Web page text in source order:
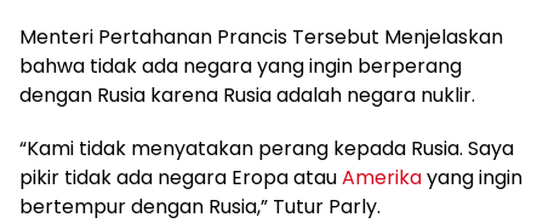
Menteri Pertahanan Prancis Tersebut Menjelaskan
bahwa tidak ada negara yang ingin berperang
dengan Rusia karena Rusia adalah negara nuklir.
“Kami tidak menyatakan perang kepada Rusia. Saya
pikir tidak ada negara Eropa atauAmerikayang ingin
bertempur dengan Rusia,” Tutur Parly.